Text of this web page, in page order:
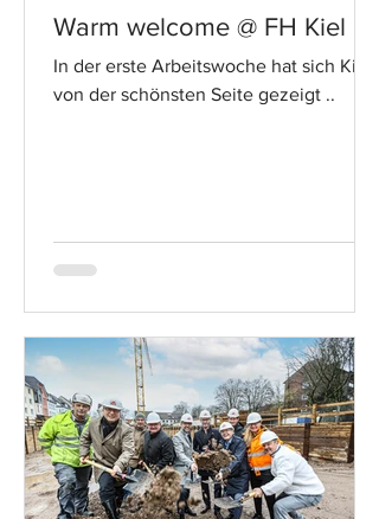
Warm welcome @ FH Kiel
In der erste Arbeitswoche hat sich Kiel
von der schönsten Seite gezeigt ..